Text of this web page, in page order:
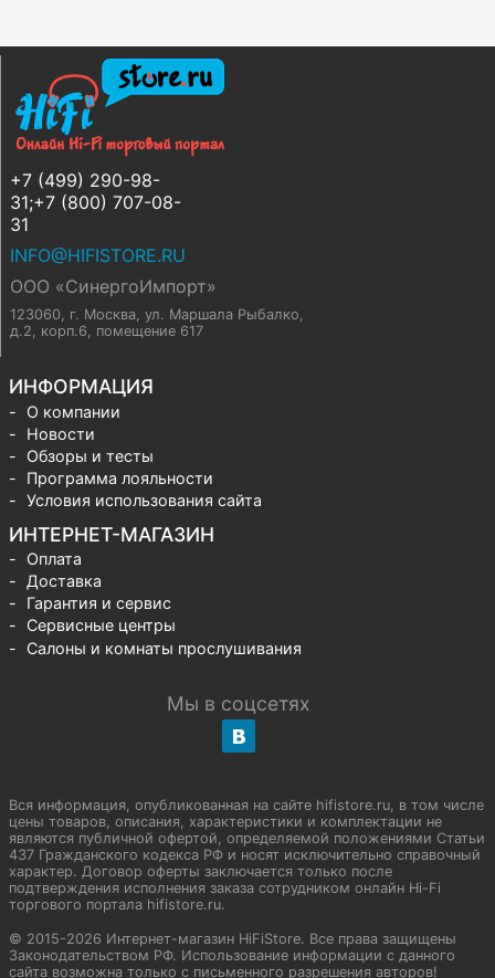
+7 (499) 290-98-
31;+7 (800) 707-08-
31
INFO@HIFISTORE.RU
ООО «СинергоИмпорт»
123060, г. Москва, ул. Маршала Рыбалко,
д.2, корп.6, помещение 617
ИНФОРМАЦИЯ
О компании
Новости
Обзоры и тесты
Программа лояльности
Условия использования сайта
ИНТЕРНЕТ-МАГАЗИН
Оплата
Доставка
Гарантия и сервис
Сервисные центры
Салоны и комнаты прослушивания
Мы в соцсетях
Вся информация, опубликованная на сайте hifistore.ru, в том числе
цены товаров, описания, характеристики и комплектации не
являются публичной офертой, определяемой положениями Статьи
437 Гражданского кодекса РФ и носят исключительно справочный
характер. Договор оферты заключается только после
подтверждения исполнения заказа сотрудником онлайн Hi-Fi
торгового портала hifistore.ru.
© 2015-2026 Интернет-магазин HiFiStore. Все права защищены
Законодательством РФ. Использование информации с данного
сайта возможна только с письменного разрешения авторов!